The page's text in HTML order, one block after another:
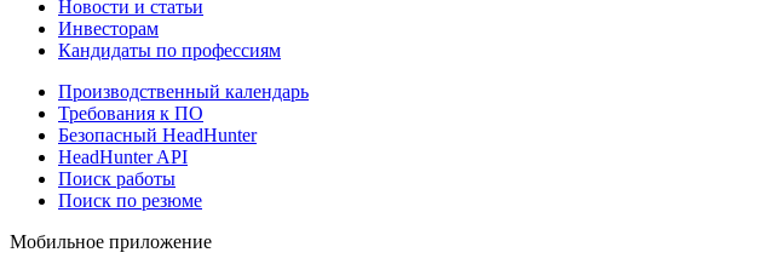
Новости и статьи
Инвесторам
Кандидаты по профессиям
Производственный календарь
Требования к ПО
Безопасный HeadHunter
HeadHunter API
Поиск работы
Поиск по резюме
Мобильное приложение